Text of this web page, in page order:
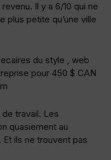
Il y a 6/10 qui ne
plus petite qu’une ville
du style , web
pour 450 $ CAN
de travail. Les
quasiement au
Et ils ne trouvent pas